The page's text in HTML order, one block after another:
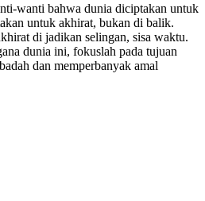
wanti bahwa dunia diciptakan untuk
untuk akhirat, bukan di balik.
di jadikan selingan, sisa waktu.
dunia ini, fokuslah pada tujuan
dan memperbanyak amal